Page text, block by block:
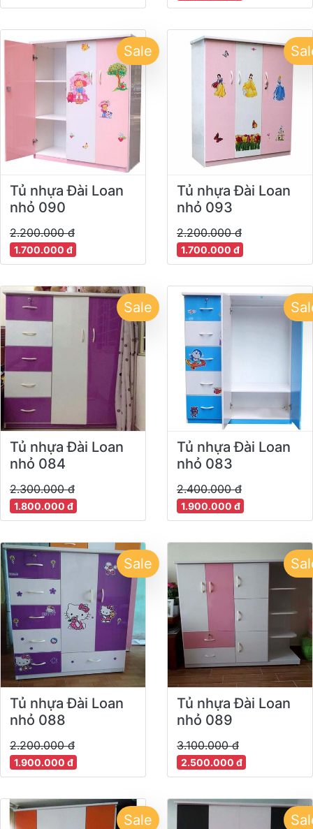
Sale
Tủ nhựa Đài Loan
nhỏ 090
2.200.000 đ
1.700.000 đ
Tủ nhựa Đài Loan
nhỏ 093
2.200.000 đ
1.700.000 đ
Sale
Tủ nhựa Đài Loan
nhỏ 084
2.300.000 đ
1.800.000 đ
Tủ nhựa Đài Loan
nhỏ 083
2.400.000 đ
1.900.000 đ
Sale
Tủ nhựa Đài Loan
nhỏ 088
2.200.000 đ
1.900.000 đ
Tủ nhựa Đài Loan
nhỏ 089
3.100.000 đ
2.500.000 đ
Sale